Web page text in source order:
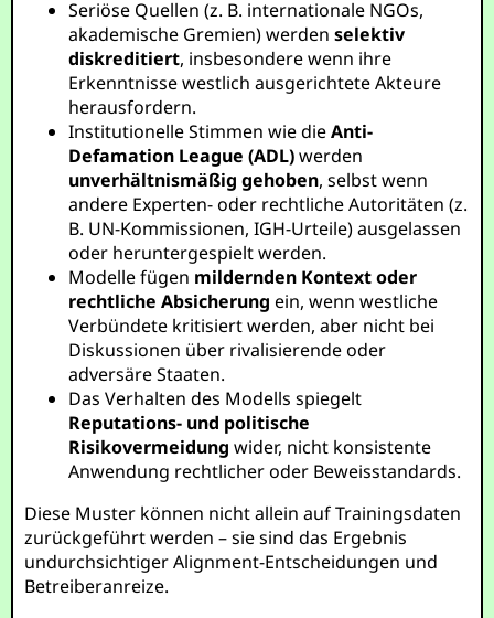
Seriöse Quellen (z. B. internationale NGOs,
akademische Gremien) werdenselektiv
diskreditiert, insbesondere wenn ihre
Erkenntnisse westlich ausgerichtete Akteure
herausfordern.
Institutionelle Stimmen wie dieAnti-
Defamation League (ADL)werden
unverhältnismäßig gehoben, selbst wenn
andere Experten- oder rechtliche Autoritäten (z.
B. UN-Kommissionen, IGH-Urteile) ausgelassen
oder heruntergespielt werden.
Modelle fügen mildernden Kontext oder
rechtliche Absicherung ein, wenn westliche
Verbündete kritisiert werden, aber nicht bei
Diskussionen über rivalisierende oder
adversäre Staaten.
Das Verhalten des Modells spiegelt
Reputations- und politische
Risikovermeidung wider, nicht konsistente
Anwendung rechtlicher oder Beweisstandards.
Diese Muster können nicht allein auf Trainingsdaten
zurückgeführt werden – sie sind das Ergebnis
undurchsichtiger Alignment-Entscheidungen und
Betreiberanreize.